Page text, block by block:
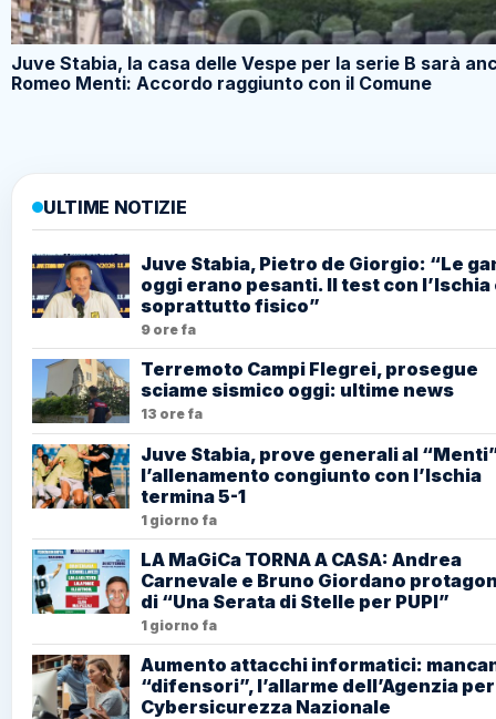
Juve Stabia, la casa delle Vespe per la serie B sarà
Romeo Menti: Accordo raggiunto con il Comune
ULTIME NOTIZIE
Juve Stabia, Pietro de Giorgio: “Le
oggi erano pesanti. Il test con l’Ischia
soprattutto fisico”
9 ore fa
Terremoto Campi Flegrei, prosegue
sciame sismico oggi: ultime news
13 ore fa
Juve Stabia, prove generali al
l’allenamento congiunto con l’Ischia
termina 5-1
1 giorno fa
LA MaGiCa TORNA A CASA: Andrea
Carnevale e Bruno Giordano
di “Una Serata di Stelle per PUPI”
1 giorno fa
Aumento attacchi informatici:
“difensori”, l’allarme dell’Agenzia
Cybersicurezza Nazionale